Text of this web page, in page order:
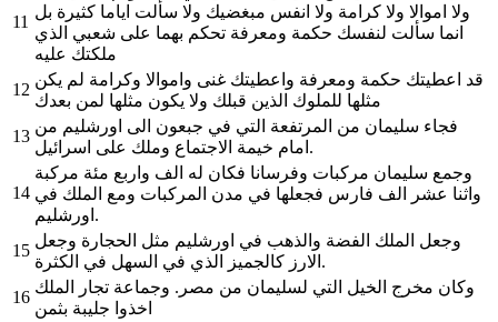
11
ولا اموالا ولا كرامة ولا انفس مبغضيك ولا سألت اياما كثيرة بل
انما سألت لنفسك حكمة ومعرفة تحكم بهما على شعبي الذي
ملكتك عليه
12
قد اعطيتك حكمة ومعرفة واعطيتك غنى واموالا وكرامة لم يكن
مثلها للملوك الذين قبلك ولا يكون مثلها لمن بعدك
13
فجاء سليمان من المرتفعة التي في جبعون الى اورشليم من
امام خيمة الاجتماع وملك على اسرائيل.
14
وجمع سليمان مركبات وفرسانا فكان له الف واربع مئة مركبة
واثنا عشر الف فارس فجعلها في مدن المركبات ومع الملك في
اورشليم.
15
وجعل الملك الفضة والذهب في اورشليم مثل الحجارة وجعل
الارز كالجميز الذي في السهل في الكثرة.
16
وكان مخرج الخيل التي لسليمان من مصر. وجماعة تجار الملك
اخذوا جليبة بثمن